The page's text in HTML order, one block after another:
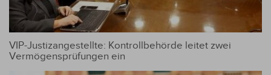
VIP-Justizangestellte: Kontrollbehörde leitet zwei
Vermögensprüfungen ein